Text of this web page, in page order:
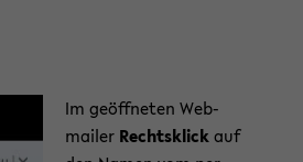
Im ge­öff­ne­ten Web­
mai­ler Rechts­klickauf